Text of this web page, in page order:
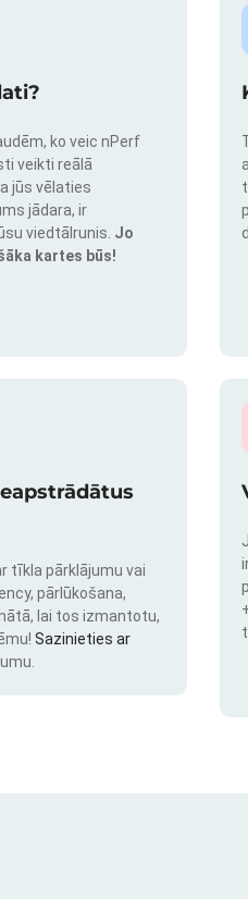
ko veic nPerf
veikti reālā
jūs vēlaties
jādara, ir
viedtālrunis. Jo
kartes būs!
tīkla pārklājumu vai
pārlūkošana,
lai tos izmantotu,
Sazinieties ar